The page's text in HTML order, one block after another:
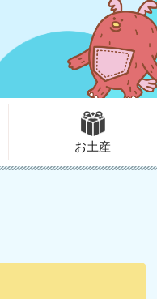
お土産